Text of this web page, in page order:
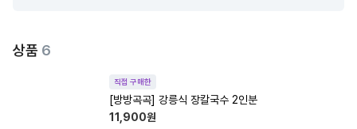
상품 6
직접 구매한
[방방곡곡] 강릉식 장칼국수 2인분
11,900원